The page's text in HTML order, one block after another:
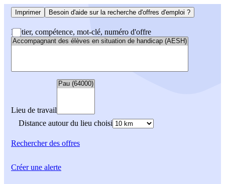
Imprimer Besoin d'aide sur la recherche d'offres d'emploi ?
Métier, compétence, mot-clé, numéro d'offre
Lieu de travail
Distance autour du lieu choisi
Rechercherdes offres
Créer une alerte